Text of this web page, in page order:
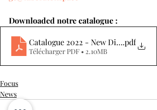
Downloaded notre catalogue :
Catalogue 2022 - New Dimension
.pdf
Télécharger PDF • 2.10MB
Focus
News